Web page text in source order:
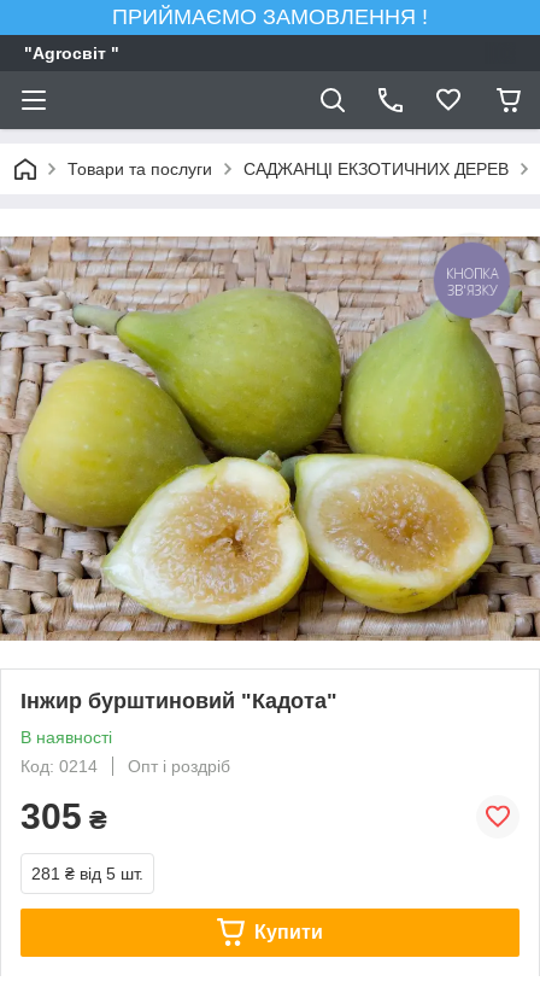
ПРИЙМАЄМО ЗАМОВЛЕННЯ !
"Agroсвiт "
Товари та послуги САДЖАНЦІ ЕКЗОТИЧНИХ ДЕРЕВ
Інжир бурштиновий "Кадота"
В наявності
Код: 0214
Опт і роздріб
305 ₴
281 ₴ від 5 шт.
Купити
КНОПКА
ЗВ'ЯЗКУ